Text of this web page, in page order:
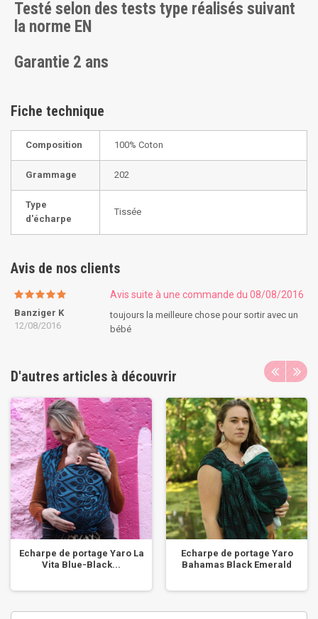
Testé selon des tests type réalisés suivant
la norme EN
Garantie 2 ans
Fiche technique
Composition 100% Coton
Grammage 202
Type
d'écharpe
Tissée
Avis de nos clients
Banziger K
12/08/2016
Avis suite à une commande du 08/08/2016
toujours la meilleure chose pour sortir avec un
bébé
D'autres articles à découvrir
Echarpe de portage Yaro La
Vita Blue-Black...
Echarpe de portage Yaro
Bahamas Black Emerald